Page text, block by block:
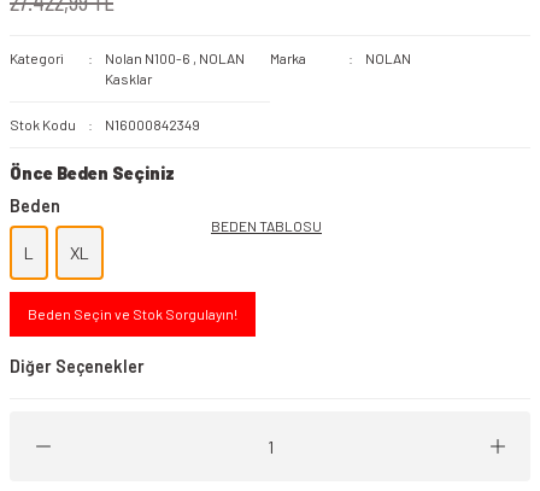
Kategori Nolan N100-6 , NOLAN
Kasklar
Marka NOLAN
Stok Kodu N16000842349
Önce Beden Seçiniz
Beden
L XL
BEDEN TABLOSU
Beden Seçin ve Stok Sorgulayın!
Diğer Seçenekler